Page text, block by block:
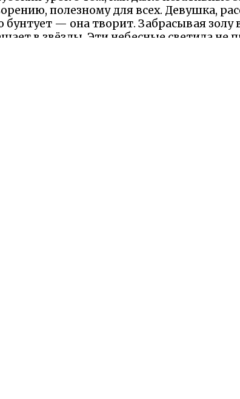
полезному для всех. Девушка,
— она творит. Забрасывая золу
в звёзды. Эти небесные светила не